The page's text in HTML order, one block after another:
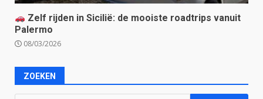
Zelf rijden in Sicilië: de mooiste roadtrips vanuit
Palermo
08/03/2026
ZOEKEN